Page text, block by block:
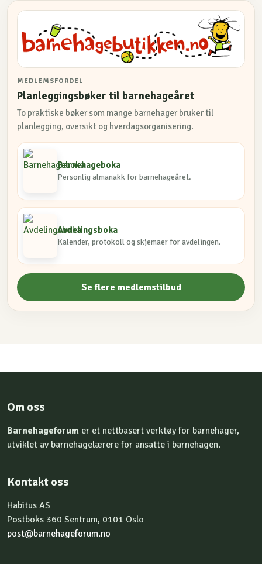
MEDLEMSFORDEL
Planleggingsbøker til barnehageåret
To praktiske bøker som mange barnehager bruker til
planlegging, oversikt og hverdagsorganisering.
Barnehageboka
Personlig almanakk for barnehageåret.
Avdelingsboka
Kalender, protokoll og skjemaer for avdelingen.
Se flere medlemstilbud
Om oss
Barnehageforum er et nettbasert verktøy for barnehager,
utviklet av barnehagelærere for ansatte i barnehagen.
Kontakt oss
Habitus AS
Postboks 360 Sentrum, 0101 Oslo
post@barnehageforum.no